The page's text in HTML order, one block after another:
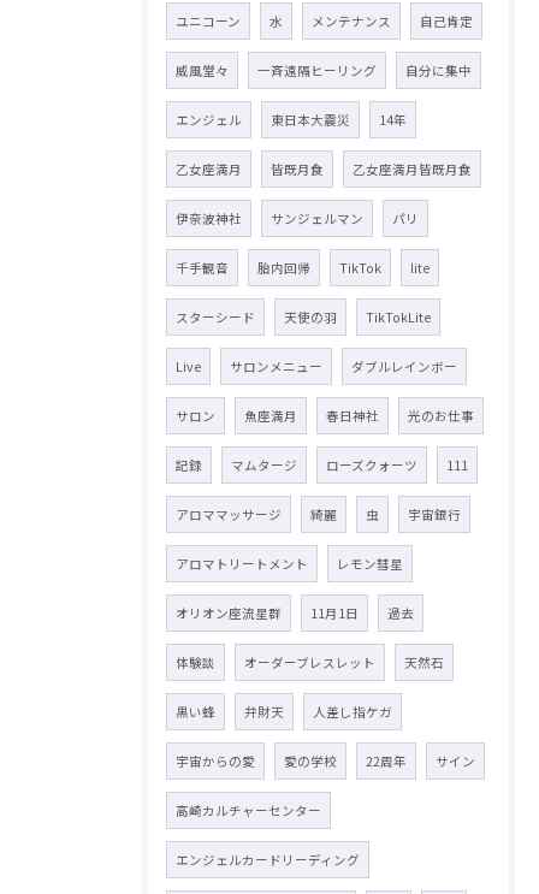
ユニコーン 水 メンテナンス 自己肯定
威風堂々 一斉遠隔ヒーリング 自分に集中
エンジェル 東日本大震災 14年
乙女座満月 皆既月食 乙女座満月皆既月食
伊奈波神社 サンジェルマン パリ
千手観音 胎内回帰 TikTok lite
スターシード 天使の羽 TikTokLite
Live サロンメニュー ダブルレインボー
サロン 魚座満月 春日神社 光のお仕事
記録 マムタージ ローズクォーツ 111
アロママッサージ 綺麗 虫 宇宙銀行
アロマトリートメント レモン彗星
オリオン座流星群 11月1日 過去
体験談 オーダーブレスレット 天然石
黒い蜂 弁財天 人差し指ケガ
宇宙からの愛 愛の学校 22周年 サイン
高崎カルチャーセンター
エンジェルカードリーディング